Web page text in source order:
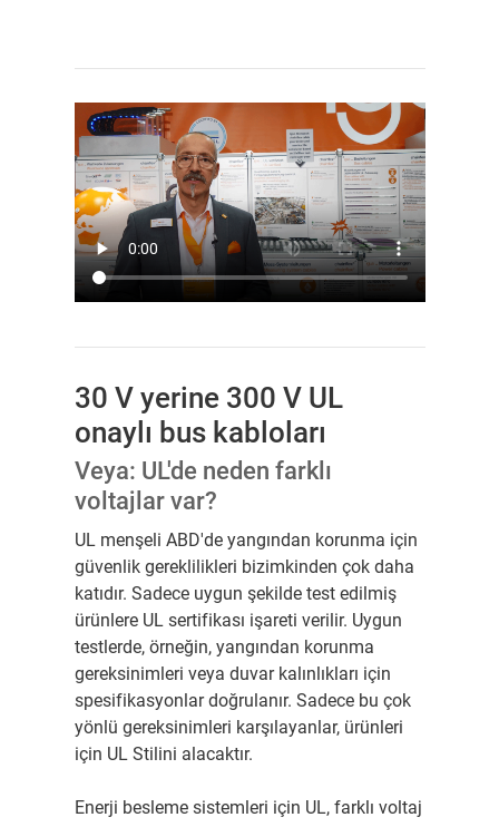
30 V yerine 300 V UL
onaylı bus kabloları
Veya: UL'de neden farklı
voltajlar var?
UL menşeli ABD'de yangından korunma için
güvenlik gereklilikleri bizimkinden çok daha
katıdır. Sadece uygun şekilde test edilmiş
ürünlere UL sertifikası işareti verilir. Uygun
testlerde, örneğin, yangından korunma
gereksinimleri veya duvar kalınlıkları için
spesifikasyonlar doğrulanır. Sadece bu çok
yönlü gereksinimleri karşılayanlar, ürünleri
için UL Stilini alacaktır.
Enerji besleme sistemleri için UL, farklı voltaj